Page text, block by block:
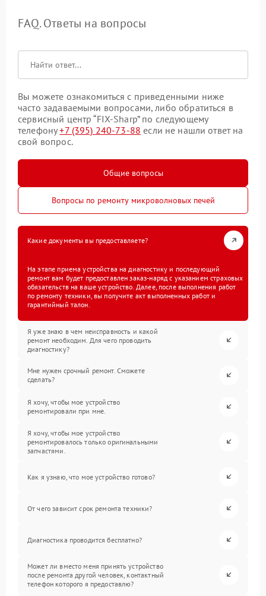
FAQ. Ответы на вопросы
Вы можете ознакомиться с приведенными ниже
часто задаваемыми вопросами, либо обратиться в
сервисный центр “FIX-Sharp” по следующему
телефону+7 (395) 240-73-88 если не нашли ответ на
свой вопрос.
Общие вопросы
Вопросы по ремонту микроволновых печей
Какие документы вы предоставляете?
На этапе приема устройства на диагностику и последующий
ремонт вам будет предоставлен заказ-наряд с указанием страховых
обязательств на ваше устройство. Далее, после выполнения работ
по ремонту техники, вы получите акт выполненных работ и
гарантийный талон.
Я уже знаю в чем неисправность и какой
ремонт необходим. Для чего проводить
диагностику?
Мне нужен срочный ремонт. Сможете
сделать?
Я хочу, чтобы мое устройство
ремонтировали при мне.
Я хочу, чтобы мое устройство
ремонтировалось только оригинальными
запчастями.
Как я узнаю, что мое устройство готово?
От чего зависит срок ремонта техники?
Диагностика проводится бесплатно?
Может ли вместо меня принять устройство
после ремонта другой человек, контактный
телефон которого я предоставлю?